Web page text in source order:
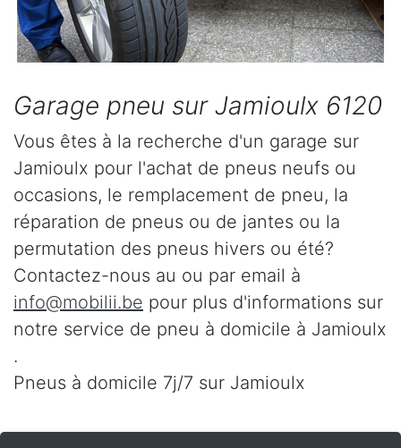
Garage pneu sur Jamioulx 6120
Vous êtes à la recherche d'un garage sur
Jamioulx pour l'achat de pneus neufs ou
occasions, le remplacement de pneu, la
réparation de pneus ou de jantes ou la
permutation des pneus hivers ou été?
Contactez-nous au ou par email à
info@mobilii.be pour plus d'informations sur
notre service de pneu à domicile à Jamioulx
.
Pneus à domicile 7j/7 sur Jamioulx